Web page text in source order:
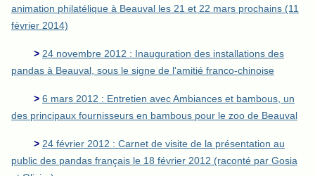
animation philatélique à Beauval les 21 et 22 mars prochains (11
février 2014)
> 24 novembre 2012 : Inauguration des installations des
pandas à Beauval, sous le signe de l'amitié franco-chinoise
> 6 mars 2012 : Entretien avec Ambiances et bambous, un
des principaux fournisseurs en bambous pour le zoo de Beauval
> 24 février 2012 : Carnet de visite de la présentation au
public des pandas français le 18 février 2012 (raconté par Gosia